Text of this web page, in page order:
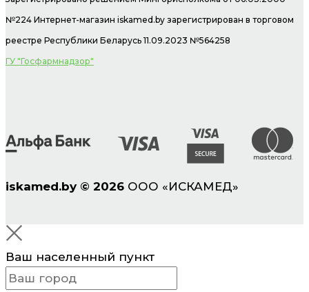
№224 Интернет-магазин iskamed.by зарегистрирован в торговом
реестре Республики Беларусь 11.09.2023 №564258
ГУ "Госфармнадзор"
iskamed.by © 2026 ООО «ИСКАМЕД»
Ваш населенный пункт